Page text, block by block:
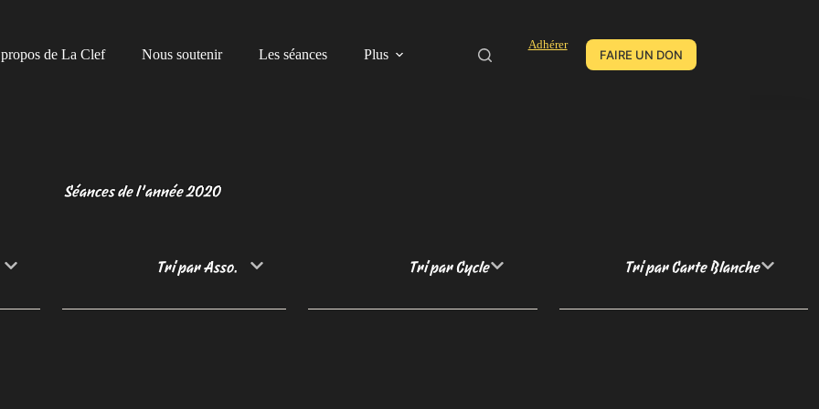
de La Clef
Nous soutenir Les séances Plus
Adhérer
FAIRE UN DON
Séances de l’année 2020
Tri par Asso. Tri par Cycle Tri par Carte Blanche